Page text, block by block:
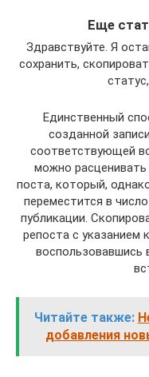
Еще
Здравствуйте. Я
сохранить,
Единственный
созданной
соответствующей
можно расценивать
поста, который,
переместится в
публикации.
репоста с указанием
воспользовавшись
Читайте также:
добавления